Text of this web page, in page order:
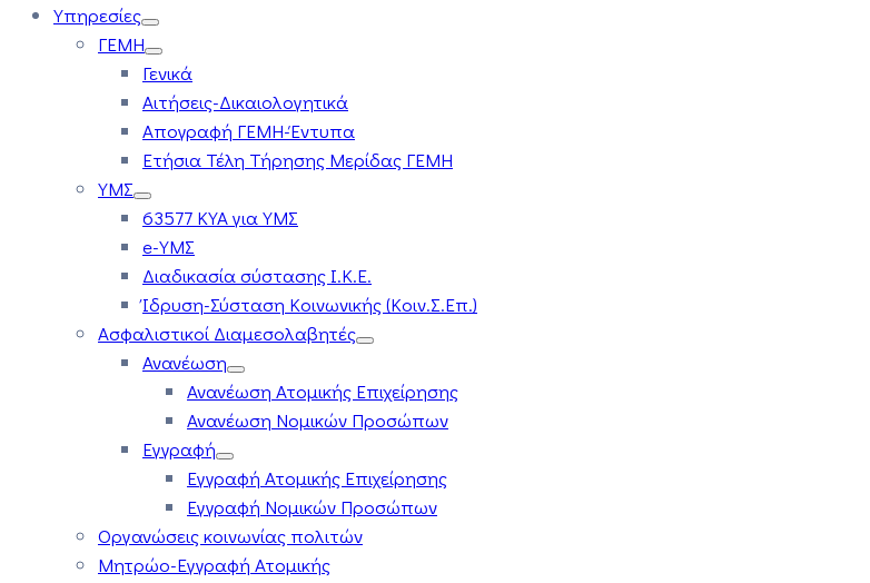
Υπηρεσίες
ΓΕΜΗ
Γενικά
Αιτήσεις-Δικαιολογητικά
Απογραφή ΓΕΜΗ-Έντυπα
Ετήσια Τέλη Τήρησης Μερίδας ΓΕΜΗ
ΥΜΣ
63577 ΚΥΑ για ΥΜΣ
e-ΥΜΣ
Διαδικασία σύστασης Ι.Κ.Ε.
Ίδρυση-Σύσταση Κοινωνικής (Κοιν.Σ.Επ.)
Ασφαλιστικοί Διαμεσολαβητές
Ανανέωση
Ανανέωση Ατομικής Επιχείρησης
Ανανέωση Νομικών Προσώπων
Εγγραφή
Εγγραφή Ατομικής Επιχείρησης
Εγγραφή Νομικών Προσώπων
Οργανώσεις κοινωνίας πολιτών
Μητρώο-Εγγραφή Ατομικής